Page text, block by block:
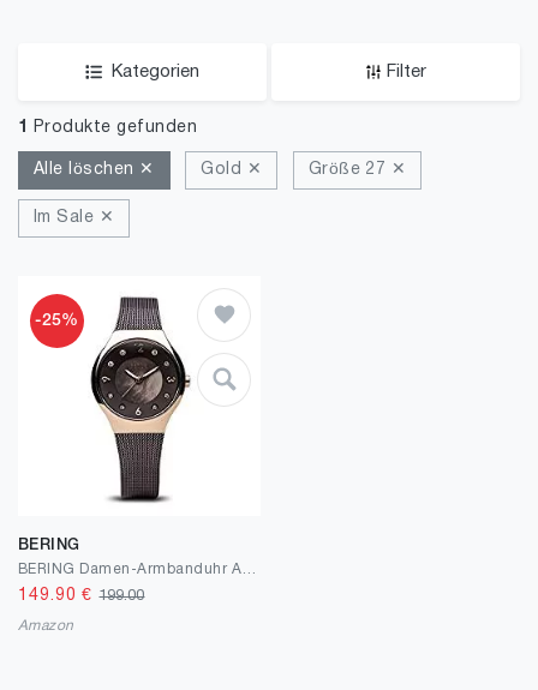
Kategorien Filter
1 Produkte gefunden
Alle löschen ✕ Gold ✕ Größe 27 ✕
Im Sale ✕
-25%
BERING
149.90 €199.00
Amazon